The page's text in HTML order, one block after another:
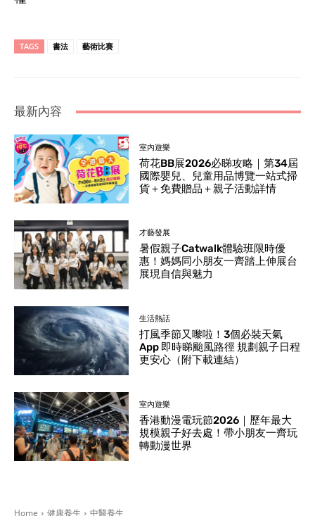
TAGS 書法 藝術比賽
最新內容
室內遊樂
荷花BB展2026必睇攻略｜第34屆
國際嬰兒、兒童用品博覽一站式掃
貨＋免費贈品＋親子活動詳情
才藝發展
暑假親子Catwalk體驗班限時優
惠！媽媽同小朋友一齊踏上伸展台
展現自信與魅力
生活熱話
打風季節又嚟啦！3個必裝天氣
App 即時睇颱風路徑 規劃親子日程
更安心（附下載連結）
室內遊樂
香港動漫電玩節2026｜歷年最大
規模親子好去處！帶小朋友一齊玩
轉動漫世界